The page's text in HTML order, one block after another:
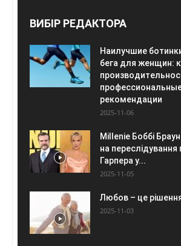
ВИБІР РЕДАКТОРА
Наилучшие
бега для женщин:
рекомендации
2025-11-06
Millenie Боббі
на
Гарпера у...
2025-11-05
Любов – це
2025-11-03